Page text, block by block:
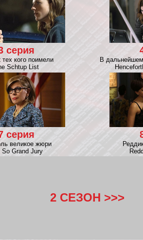
серия
тех кого поимели
Schtup List
В дальнейшем
серия
великое жюри
So Grand Jury
2 СЕЗОН >>>